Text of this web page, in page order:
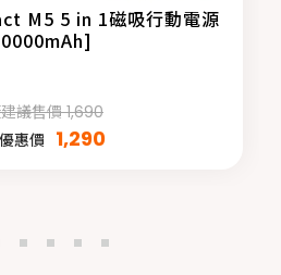
M5 5 in 1磁吸行動電源
議售價 1,690
惠價 1,290